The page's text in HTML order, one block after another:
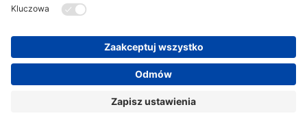
DANE FIRMOWE
GENERAL TERMS OF BUSINESS
OCHRONA DANYCH